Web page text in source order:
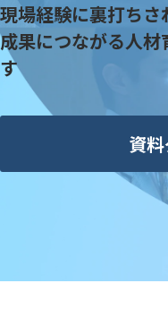
現場経験に裏打ちさ
成果につながる人
す
資